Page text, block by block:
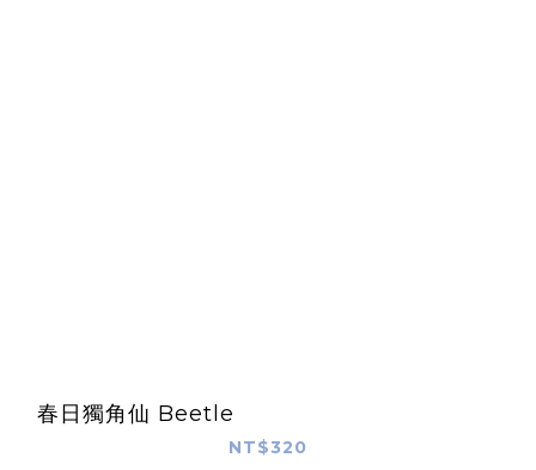
春日獨角仙 Beetle
NT$320